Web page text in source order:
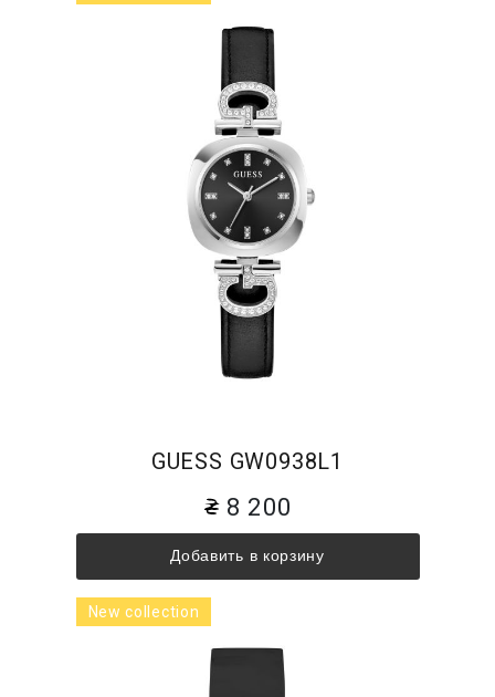
GUESS GW0938L1
8 200
Добавить в корзину
New collection